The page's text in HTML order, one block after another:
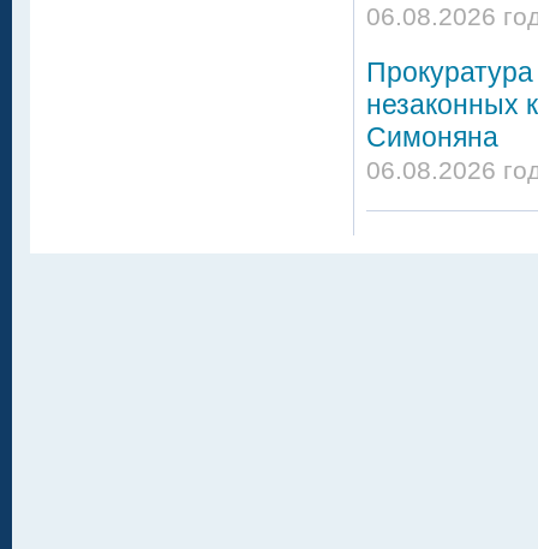
06.08.2026
незаконных
Симоняна
06.08.2026